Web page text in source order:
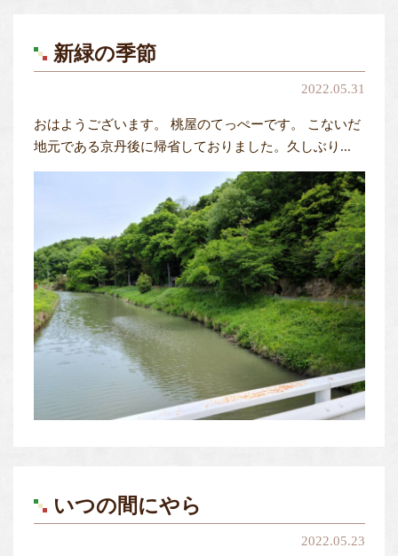
新緑の季節
2022.05.31
おはようございます。 桃屋のてっぺーです。 こないだ
地元である京丹後に帰省しておりました。久しぶり...
いつの間にやら
2022.05.23